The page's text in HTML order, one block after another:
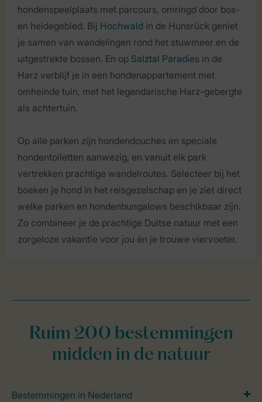
hondenspeelplaats met parcours, omringd door bos-
en heidegebied. Bij Hochwald in de Hunsrück geniet
je samen van wandelingen rond het stuwmeer en de
uitgestrekte bossen. En op Salztal Paradies in de
Harz verblijf je in een hondenappartement met
omheinde tuin, met het legendarische Harz-gebergte
als achtertuin.
Op alle parken zijn hondendouches en speciale
hondentoiletten aanwezig, en vanuit elk park
vertrekken prachtige wandelroutes. Selecteer bij het
boeken je hond in het reisgezelschap en je ziet direct
welke parken en hondenbungalows beschikbaar zijn.
Zo combineer je de prachtige Duitse natuur met een
zorgeloze vakantie voor jou én je trouwe viervoeter.
Ruim 200 bestemmingen
midden in de natuur
Bestemmingen in Nederland